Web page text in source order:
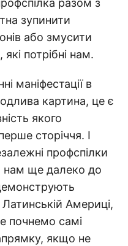
зупинити
або змусити
потрібні нам.
маніфестації в
картина, це є
якого
сторіччя. І
профспілки
нам ще далеко до
Америці,
почнемо самі
якщо не